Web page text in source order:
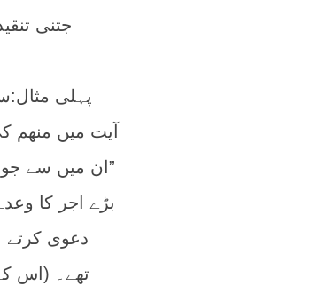
جتنی
آیت میں منھم
”ان میں سے جو
بڑے اجر کا
دعوی
تھے۔ (اس